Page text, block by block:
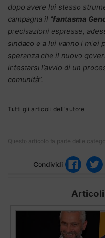
dopo avere lui stesso
campagna il “fantasma
precisazioni espresse,
sindaco e a lui vanno i miei
speranza che il nuovo
intestarsi l’avvio di un
comunità”.
Tutti gli articoli dell'autore
Questo articolo fa parte delle
Condividi